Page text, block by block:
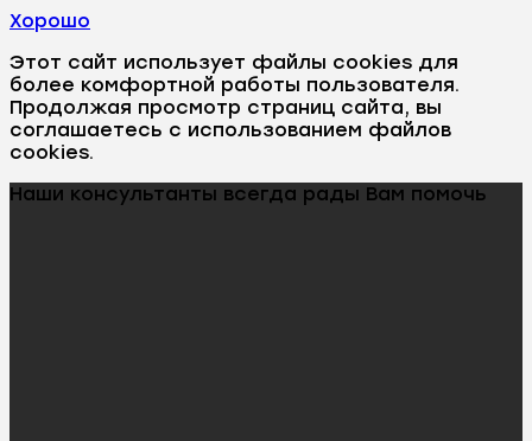
Хорошо
Этот сайт использует файлы cookies для
более комфортной работы пользователя.
Продолжая просмотр страниц сайта, вы
соглашаетесь с использованием файлов
cookies.
Наши консультанты всегда рады Вам помочь